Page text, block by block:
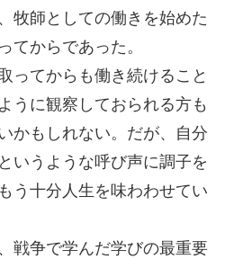
牧師としての働きを始めた
てからであった。
ってからも働き続けること
に観察しておられる方も
かもしれない。だが、自分
いうような呼び声に調子を
う十分人生を味わわせてい
戦争で学んだ学びの最重要